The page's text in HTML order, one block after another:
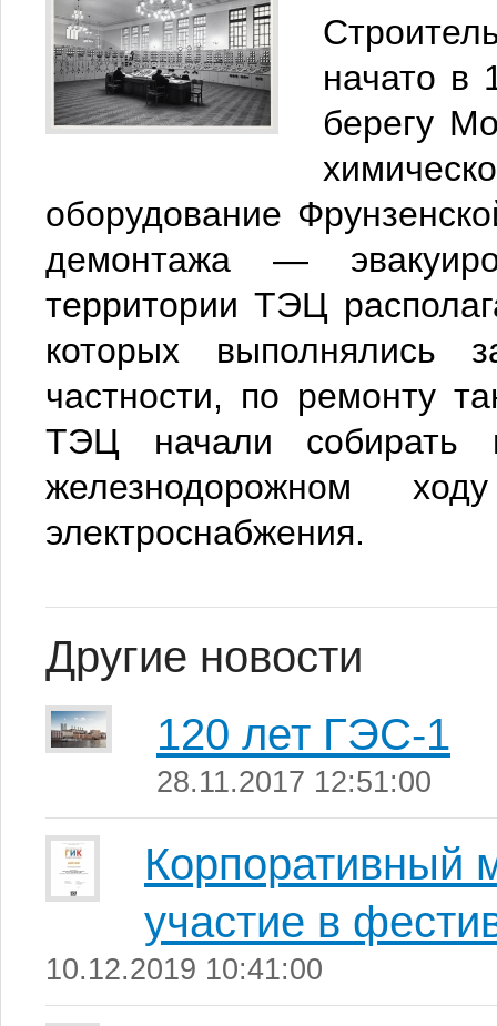
начато в
берегу
оборудование
демонтажа —
территории ТЭЦ
которых
частности, по ремонту
ТЭЦ начали собирать
железнодорожном
электроснабжения.
Другие новости
120 лет ГЭС-1
28.11.2017 12:51:00
Корпоративный
участие в
10.12.2019 10:41:00